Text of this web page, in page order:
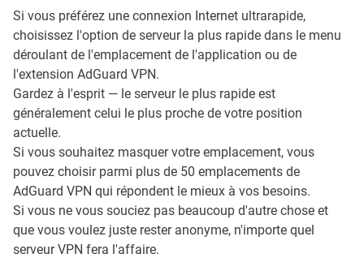
Si vous préférez une connexion Internet ultrarapide,
choisissez l'option de serveur la plus rapide dans le menu
déroulant de l'emplacement de l'application ou de
l'extension AdGuard VPN.
Gardez à l'esprit — le serveur le plus rapide est
généralement celui le plus proche de votre position
actuelle.
Si vous souhaitez masquer votre emplacement, vous
pouvez choisir parmi plus de 50 emplacements de
AdGuard VPN qui répondent le mieux à vos besoins.
Si vous ne vous souciez pas beaucoup d'autre chose et
que vous voulez juste rester anonyme, n'importe quel
serveur VPN fera l'affaire.